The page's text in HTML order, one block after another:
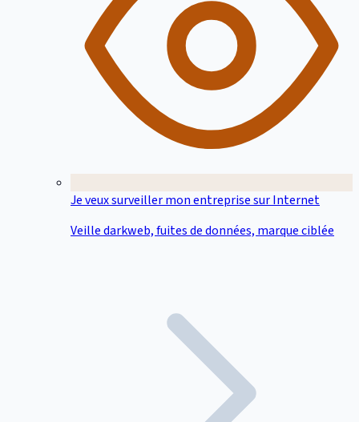
Je veux surveiller mon entreprise sur Internet
Veille darkweb, fuites de données, marque ciblée